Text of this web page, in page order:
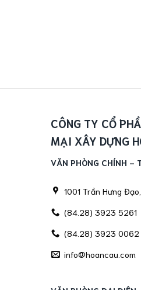
CÔNG TY CỔ
MẠI XÂY DỰNG
VĂN PHÒNG CHÍNH -
1001 Trần Hưng
(84.28) 3923 5261
(84.28) 3923 0062
info@hoancau.com